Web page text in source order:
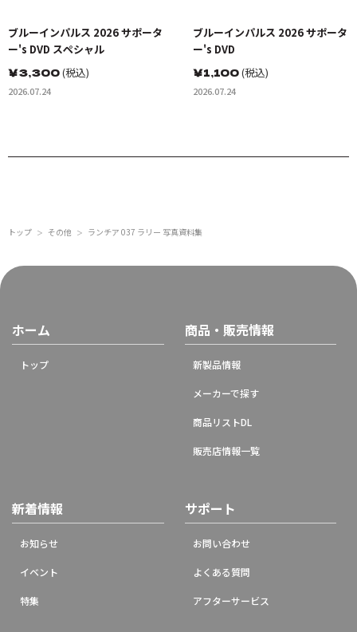
ブルーインパルス 2026 サポータ
ー's DVD スペシャル
￥3,300(税込)
2026.07.24
ブルーインパルス 2026 サポータ
ー's DVD
￥1,100(税込)
2026.07.24
トップ ＞ その他 ＞ ランチア 037 ラリー 写真資料集
ホーム
トップ
商品・販売情報
新製品情報
メーカーで探す
商品リストDL
販売店情報一覧
新着情報
お知らせ
イベント
特集
サポート
お問い合わせ
よくある質問
アフターサービス